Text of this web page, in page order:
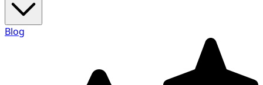
Blog